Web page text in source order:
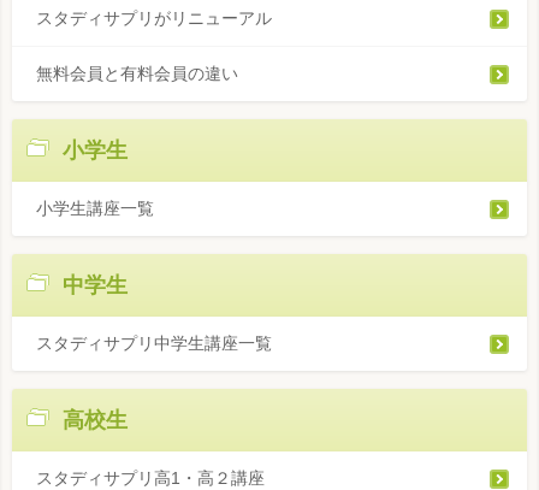
スタディサプリがリニューアル
無料会員と有料会員の違い
小学生
小学生講座一覧
中学生
スタディサプリ中学生講座一覧
高校生
スタディサプリ高1・高２講座